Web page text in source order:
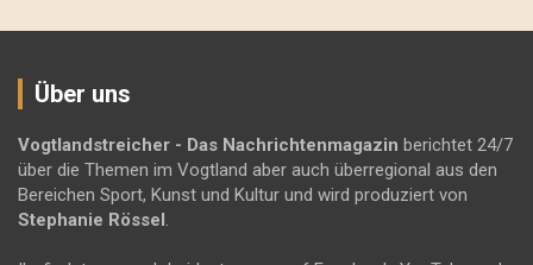
Über uns
Vogtlandstreicher - Das Nachrichtenmagazin berichtet 24/7
über die Themen im Vogtland aber auch überregional aus den
Bereichen Sport, Kunst und Kultur und wird produziert von
Stephanie Rössel.